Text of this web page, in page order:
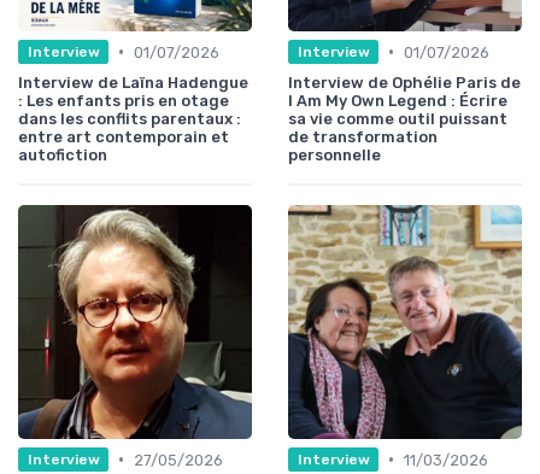
Interview • 01/07/2026
Interview de Laïna Hadengue
: Les enfants pris en otage
dans les conflits parentaux :
entre art contemporain et
autofiction
Interview • 01/07/2026
Interview de Ophélie Paris de
I Am My Own Legend : Écrire
sa vie comme outil puissant
de transformation
personnelle
Interview •
27/05/2026
Interview • 11/03/2026